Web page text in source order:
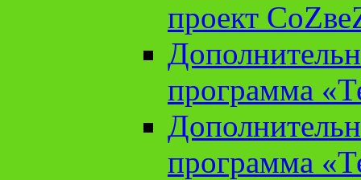
проект
программа
программа